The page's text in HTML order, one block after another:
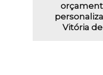
Vitória